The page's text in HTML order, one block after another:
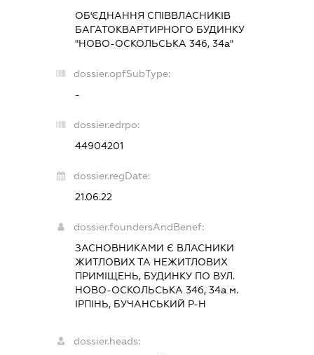
ОБ'ЄДНАННЯ СПІВВЛАСНИКІВ
БАГАТОКВАРТИРНОГО БУДИНКУ
"НОВО-ОСКОЛЬСЬКА 34б, 34а"
dossier.opfSubType:
-
dossier.edrpo:
44904201
dossier.regDate:
21.06.22
dossier.foundersAndBenef:
ЗАСНОВНИКАМИ Є ВЛАСНИКИ
ЖИТЛОВИХ ТА НЕЖИТЛОВИХ
ПРИМІЩЕНЬ, БУДИНКУ ПО ВУЛ.
НОВО-ОСКОЛЬСЬКА 34б, 34а м.
ІРПІНЬ, БУЧАНСЬКИЙ Р-Н
dossier.heads: